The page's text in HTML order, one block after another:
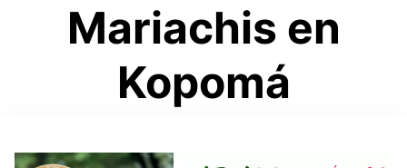
Mariachis en
Kopomá